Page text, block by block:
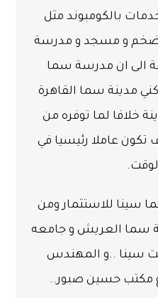
بالكومبوند مثل
الضخم و مسجد و مدرسة
الى ان مدرسة سما
مدينة سما القاهرة
خلافا لما توفره من
عاملا رئيسيا في
سينا للاستثمار ومن
سما العريش و جامعه
سينا ..و المهندس
مكتب حسين صبور..